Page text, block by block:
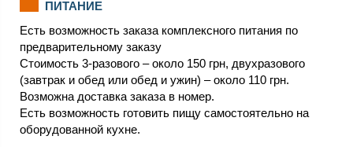
ПИТАНИЕ
Есть возможность заказа комплексного питания по
предварительному заказу
Стоимость 3-разового – около 150 грн, двухразового
(завтрак и обед или обед и ужин) – около 110 грн.
Возможна доставка заказа в номер.
Есть возможность готовить пищу самостоятельно на
оборудованной кухне.